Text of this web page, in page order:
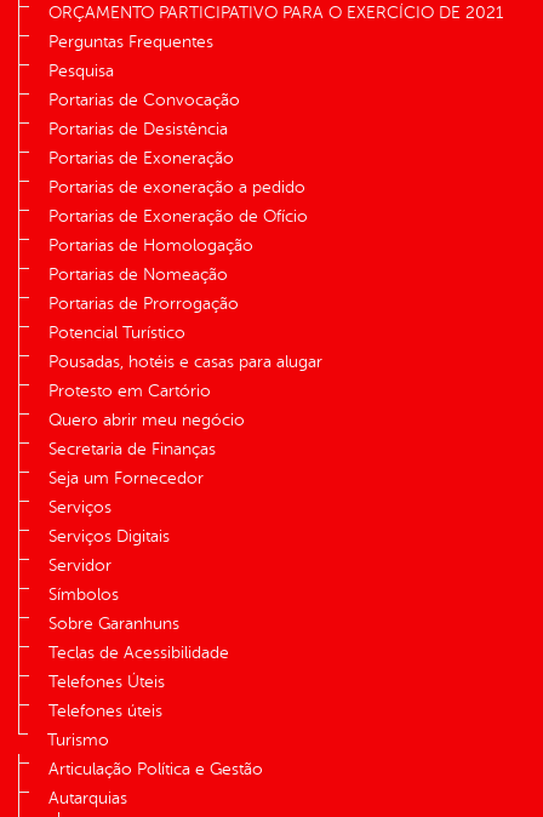
ORÇAMENTO PARTICIPATIVO PARA O EXERCÍCIO DE 2021
Perguntas Frequentes
Pesquisa
Portarias de Convocação
Portarias de Desistência
Portarias de Exoneração
Portarias de exoneração a pedido
Portarias de Exoneração de Ofício
Portarias de Homologação
Portarias de Nomeação
Portarias de Prorrogação
Potencial Turístico
Pousadas, hotéis e casas para alugar
Protesto em Cartório
Quero abrir meu negócio
Secretaria de Finanças
Seja um Fornecedor
Serviços
Serviços Digitais
Servidor
Símbolos
Sobre Garanhuns
Teclas de Acessibilidade
Telefones Úteis
Telefones úteis
Turismo
Articulação Política e Gestão
Autarquias